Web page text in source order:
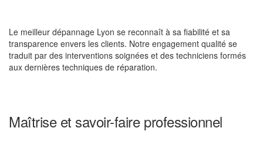
Le meilleur dépannage Lyon se reconnaît à sa fiabilité et sa
transparence envers les clients. Notre engagement qualité se
traduit par des interventions soignées et des techniciens formés
aux dernières techniques de réparation.
Maîtrise et savoir-faire professionnel